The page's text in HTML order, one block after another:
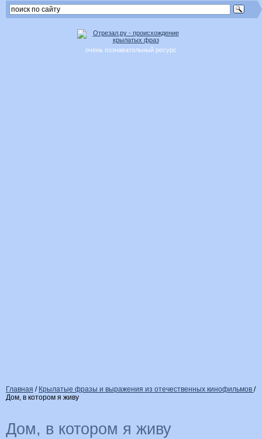
очень познавательный ресурс
Главная / Крылатые фразы и выражения из отечественных кинофильмов /
Дом, в котором я живу
Дом, в котором я живу